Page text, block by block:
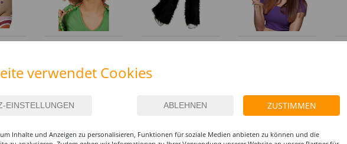
4,99 € 12,99 €
verwendet Cookies
ZUSTIMMEN
Inhalte und Anzeigen zu personalisieren, Funktionen für soziale Medien anbieten zu können und die